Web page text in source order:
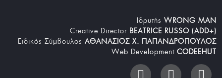
Iδρυτής WRONG MAN
Creative Director BEATRICE RUSSO (ADD+)
Ειδικός Σύμβουλος ΑΘΑΝΑΣΙΟΣ Χ. ΠΑΠΑΝΔΡΟΠΟΥΛΟΣ
Web Development CODEEHUT